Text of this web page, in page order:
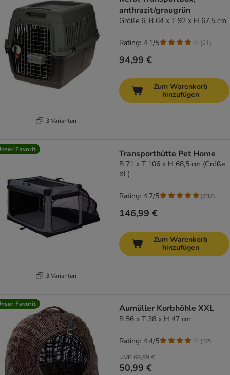
3 Varianten
anthrazit/graugrün
Größe 6: B 64 x T 92 x H 67,5 cm
94,99 €
Rating: 4.1/5 (21)
Zum Warenkorb
hinzufügen
Favorit
3 Varianten
Transporthütte Pet Home
B 71 x T 106 x H 68,5 cm (Größe
XL)
146,99 €
Rating: 4.7/5 (737)
Zum Warenkorb
hinzufügen
Favorit Aumüller Korbhöhle XXL
B 56 x T 38 x H 47 cm
UVP 69,99 €
50,99 €
Rating: 4.4/5 (52)